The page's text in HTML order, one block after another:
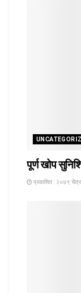
पूर्ण खोप
प्रकाशित : २०७९ चैत्र